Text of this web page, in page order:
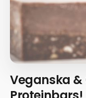
Veganska